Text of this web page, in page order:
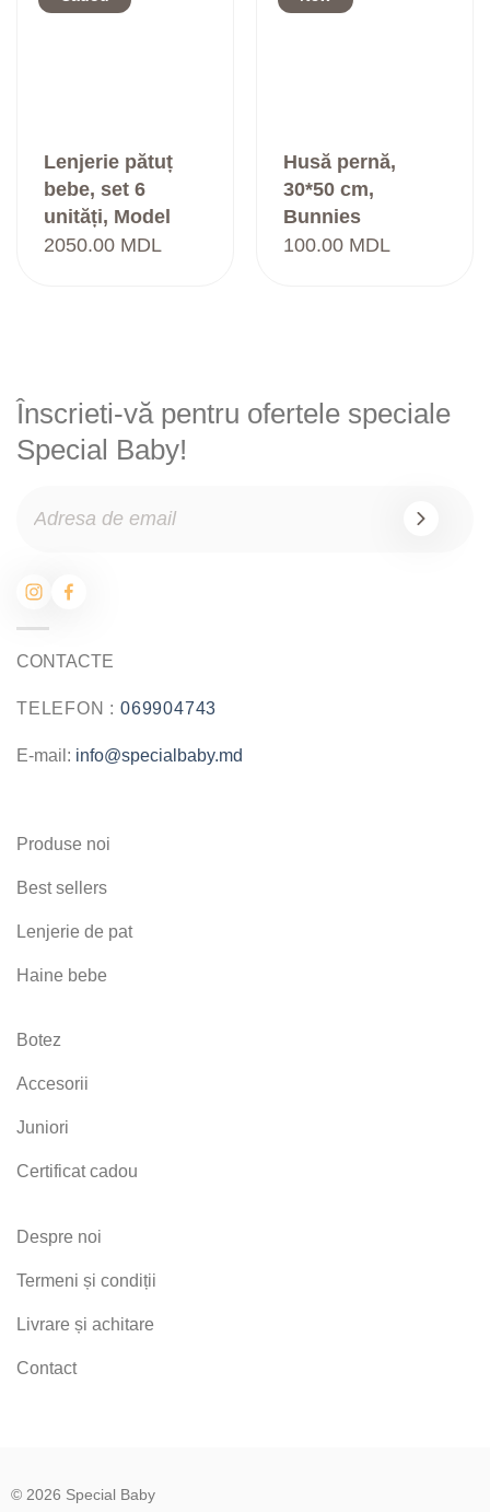
Lenjerie pătuț
bebe, set 6
unități, Model
Sofia, Ivory
2050.00 MDL
Husă pernă,
30*50 cm,
Bunnies
100.00 MDL
Înscrieti-vă pentru ofertele speciale
Special Baby!
CONTACTE
TELEFON :069904743
E-mail: info@specialbaby.md
Produse noi
Best sellers
Lenjerie de pat
Haine bebe
Botez
Accesorii
Juniori
Certificat cadou
Despre noi
Termeni și condiții
Livrare și achitare
Contact
© 2026 Special Baby